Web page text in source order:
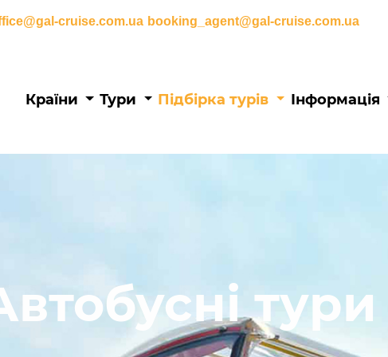
cruise.com.ua booking_agent@gal-cruise.com.ua
навіґація
Країни Тури Підбірка турів Інформація
тури